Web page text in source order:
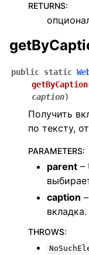
RETURNS:
public static
getByCaption
caption)
Получить
по тексту,
PARAMETERS:
parent –
caption
вкладка.
THROWS: